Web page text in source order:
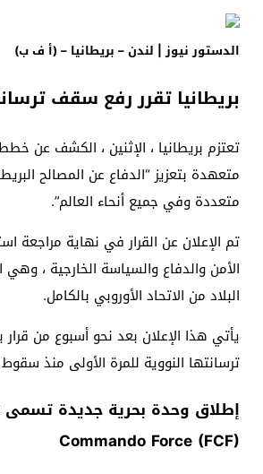
الدستور نيوز | لندن – بريطانيا – (أ ف ب)
بريطانيا تقرر رفع سقف
تعتزم بريطانيا ، الإثنين ، الكشف عن
متعهدة بتعزيز “الدفاع عن المصالح
متعددة وفي جميع أنحاء العالم”.
تم الإعلان عن القرار في نهاية مراجعة
الأمن والدفاع والسياسة الخارجية ،
البلاد من الاتحاد الأوروبي بالكامل.
يأتي هذا الإعلان بعد نحو أسبوع من
ترسانتها النووية للمرة الأولى منذ
Commando Force (FCF)